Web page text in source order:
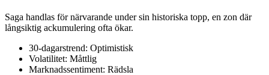
Saga handlas för närvarande under sin historiska topp, en zon där
långsiktig ackumulering ofta ökar.
30-dagarstrend: Optimistisk
Volatilitet: Måttlig
Marknadssentiment: Rädsla